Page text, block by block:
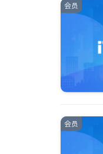
会员
会员